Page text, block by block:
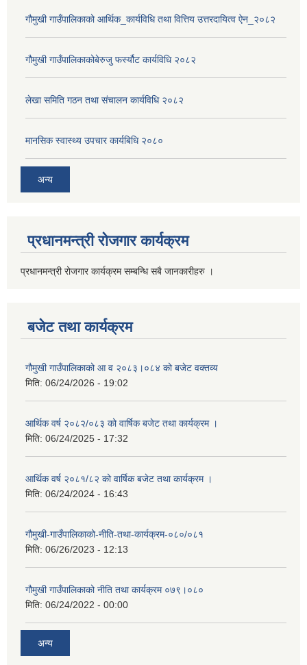
गौमुखी गाउँपालिकाको आर्थिक_कार्यविधि तथा वित्तिय उत्तरदायित्व ऐन_२०८२
गौमुखी गाउँपालिकाकोबेरुजु फर्स्यौट कार्यविधि २०८२
लेखा समिति गठन तथा संचालन कार्यविधि २०८२
मानसिक स्वास्थ्य उपचार कार्यबिधि २०८०
अन्य
प्रधानमन्त्री रोजगार कार्यक्रम
प्रधानमन्त्री रोजगार कार्यक्रम सम्बन्धि सबै जानकारीहरु ।
बजेट तथा कार्यक्रम
गौमुखी गाउँपालिकाको आ व २०८३।०८४ को बजेट वक्तव्य
मिति: 06/24/2026 - 19:02
आर्थिक वर्ष २०८२/०८३ को वार्षिक बजेट तथा कार्यक्रम ।
मिति: 06/24/2025 - 17:32
आर्थिक वर्ष २०८१/८२ को वार्षिक बजेट तथा कार्यक्रम ।
मिति: 06/24/2024 - 16:43
गौमुखी-गाउँपालिकाको-नीति-तथा-कार्यक्रम-०८०/०८१
मिति: 06/26/2023 - 12:13
गौमुखी गाउँपालिकाको नीति तथा कार्यक्रम ०७९।०८०
मिति: 06/24/2022 - 00:00
अन्य